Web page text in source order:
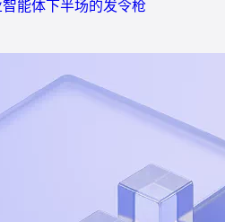
能体下半场的发令枪